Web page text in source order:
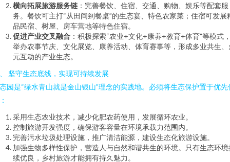
横向拓展旅游服务链 ：完善餐饮、住宿、交通、购物、娱乐等配套服
务。餐饮可主打“从田间到餐桌”的生态宴、特色农家菜；住宿可发展
品民宿、树屋、房车营地等特色住宿。
促进产业交叉融合 ：积极探索“农业+文化+康养+教育+体育”等模式
举办农事节庆、文化展览、康养活动、体育赛事等，形成多业共生、
元互动的产业生态。
坚守生态底线，实现可持续发展
园是“绿水青山就是金山银山”理念的实践地。必须将生态保护置于优先
采用生态农业技术，减少化肥农药使用，发展循环农业。
控制旅游开发强度，确保游客容量在环境承载力范围内。
完善污水垃圾处理设施，推广清洁能源，建设生态化旅游设施。
加强生物多样性保护，营造人与自然和谐共生的环境。只有生态环境
续优良，乡村旅游才能拥有持久魅力。